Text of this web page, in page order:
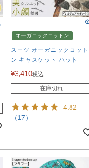
オーガニックコットン
スーツ オーガニックコット
ン キャスケット ハット
¥3,410税込
在庫切れ
4.82
（17）